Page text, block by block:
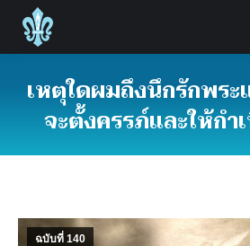
เหตุใดผมถึงนึกรักพระ
จะตั้งครรภ์และให้ก
You
ฉบับที่ 140